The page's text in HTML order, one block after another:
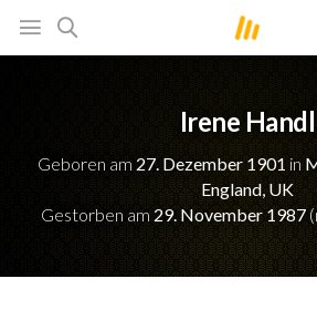
Irene Handl
Geboren am 27. Dezember 1901 in
England, UK
Gestorben am 29. November 1987